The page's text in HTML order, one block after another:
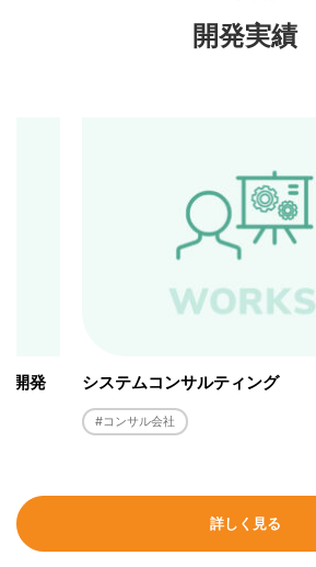
開発実績
開発 システムコンサルティング
#コンサル会社
詳しく見る